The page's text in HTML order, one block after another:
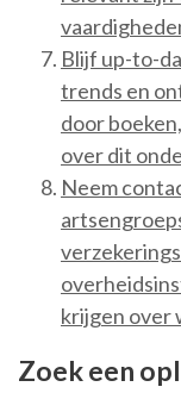
Blijf up-to-
trends en
door
over dit
Neem
krijgen over
Zoek een